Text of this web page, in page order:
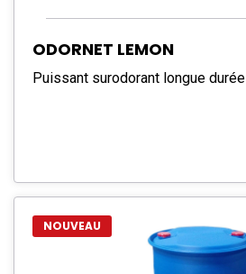
ODORNET LEMON
Puissant surodorant longue durée
NOUVEAU